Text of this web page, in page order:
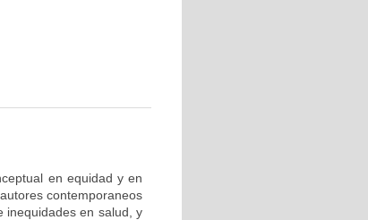
en equidad y en
contemporaneos
inequidades en salud, y